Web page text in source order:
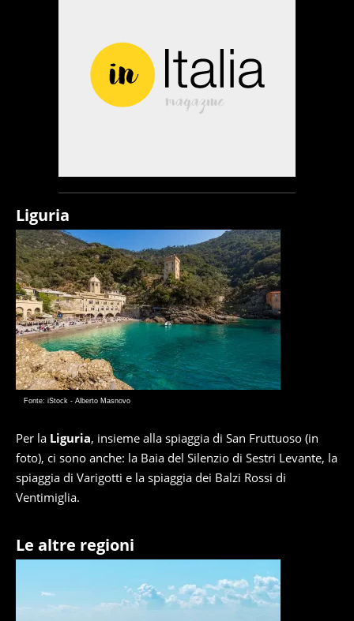
Liguria
Fonte: iStock - Alberto Masnovo
Per la Liguria, insieme alla spiaggia di San Fruttuoso (in
foto), ci sono anche: la Baia del Silenzio di Sestri Levante, la
spiaggia di Varigotti e la spiaggia dei Balzi Rossi di
Ventimiglia.
Le altre regioni